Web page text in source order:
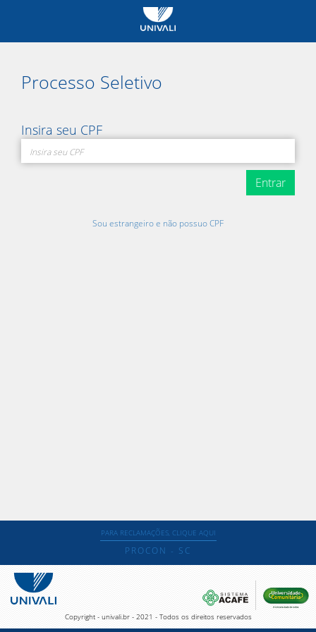
Processo Seletivo
Insira seu CPF
Entrar
Sou estrangeiro e não possuo CPF
PARA RECLAMAÇÕES, CLIQUE AQUI
PROCON - SC
Copyright - univali.br - 2021 - Todos os direitos reservados